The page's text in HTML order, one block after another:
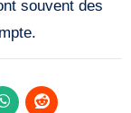
souvent des